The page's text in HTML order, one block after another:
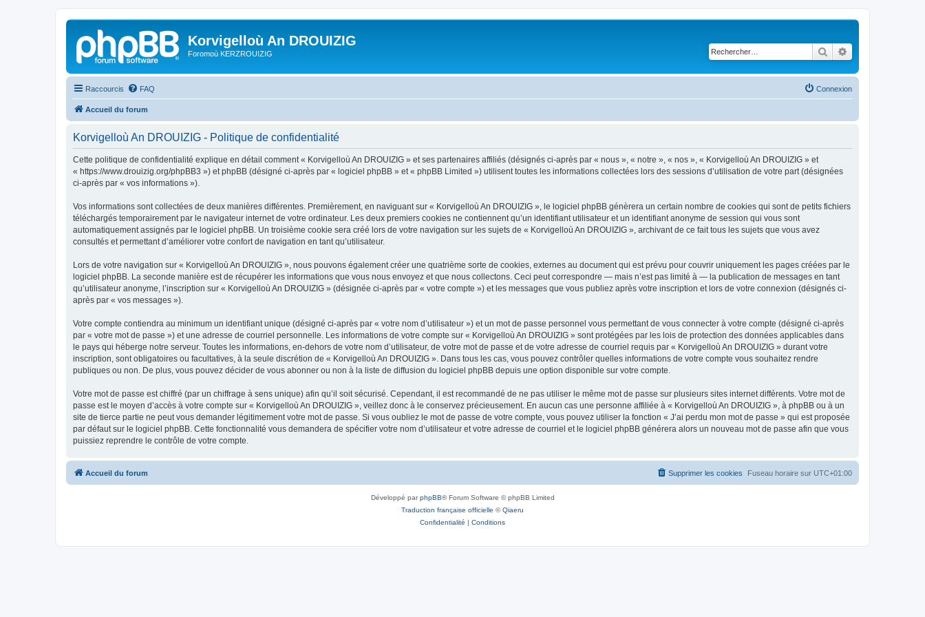
Korvigelloù An DROUIZIG
Foromoù KERZROUIZIG Rechercher
Raccourcis FAQ Connexion
Accueil du forum
Korvigelloù An DROUIZIG - Politique de confidentialité
Cette politique de confidentialité explique en détail comment « Korvigelloù An DROUIZIG » et ses partenaires affiliés (désignés ci-après par « nous », « notre », « nos », « Korvigelloù An DROUIZIG » et
« https://www.drouizig.org/phpBB3 ») et phpBB (désigné ci-après par « logiciel phpBB » et « phpBB Limited ») utilisent toutes les informations collectées lors des sessions d’utilisation de votre part (désignées
ci-après par « vos informations »).
Vos informations sont collectées de deux manières différentes. Premièrement, en naviguant sur « Korvigelloù An DROUIZIG », le logiciel phpBB génèrera un certain nombre de cookies qui sont de petits fichiers
téléchargés temporairement par le navigateur internet de votre ordinateur. Les deux premiers cookies ne contiennent qu’un identifiant utilisateur et un identifiant anonyme de session qui vous sont
automatiquement assignés par le logiciel phpBB. Un troisième cookie sera créé lors de votre navigation sur les sujets de « Korvigelloù An DROUIZIG », archivant de ce fait tous les sujets que vous avez
consultés et permettant d’améliorer votre confort de navigation en tant qu’utilisateur.
Lors de votre navigation sur « Korvigelloù An DROUIZIG », nous pouvons également créer une quatrième sorte de cookies, externes au document qui est prévu pour couvrir uniquement les pages créées par le
logiciel phpBB. La seconde manière est de récupérer les informations que vous nous envoyez et que nous collectons. Ceci peut correspondre — mais n’est pas limité à — la publication de messages en tant
qu’utilisateur anonyme, l’inscription sur « Korvigelloù An DROUIZIG » (désignée ci-après par « votre compte ») et les messages que vous publiez après votre inscription et lors de votre connexion (désignés ci-
après par « vos messages »).
Votre compte contiendra au minimum un identifiant unique (désigné ci-après par « votre nom d’utilisateur ») et un mot de passe personnel vous permettant de vous connecter à votre compte (désigné ci-après
par « votre mot de passe ») et une adresse de courriel personnelle. Les informations de votre compte sur « Korvigelloù An DROUIZIG » sont protégées par les lois de protection des données applicables dans
le pays qui héberge notre serveur. Toutes les informations, en-dehors de votre nom d’utilisateur, de votre mot de passe et de votre adresse de courriel requis par « Korvigelloù An DROUIZIG » durant votre
inscription, sont obligatoires ou facultatives, à la seule discrétion de « Korvigelloù An DROUIZIG ». Dans tous les cas, vous pouvez contrôler quelles informations de votre compte vous souhaitez rendre
publiques ou non. De plus, vous pouvez décider de vous abonner ou non à la liste de diffusion du logiciel phpBB depuis une option disponible sur votre compte.
Votre mot de passe est chiffré (par un chiffrage à sens unique) afin qu’il soit sécurisé. Cependant, il est recommandé de ne pas utiliser le même mot de passe sur plusieurs sites internet différents. Votre mot de
passe est le moyen d’accès à votre compte sur « Korvigelloù An DROUIZIG », veillez donc à le conservez précieusement. En aucun cas une personne affiliée à « Korvigelloù An DROUIZIG », à phpBB ou à un
site de tierce partie ne peut vous demander légitimement votre mot de passe. Si vous oubliez le mot de passe de votre compte, vous pouvez utiliser la fonction « J’ai perdu mon mot de passe » qui est proposée
par défaut sur le logiciel phpBB. Cette fonctionnalité vous demandera de spécifier votre nom d’utilisateur et votre adresse de courriel et le logiciel phpBB générera alors un nouveau mot de passe afin que vous
puissiez reprendre le contrôle de votre compte.
Accueil du forum Fuseau horaire sur UTC+01:00
Supprimer les cookies
Développé parphpBB® Forum Software © phpBB Limited
Traduction française officielle ©Qiaeru
Confidentialité | Conditions